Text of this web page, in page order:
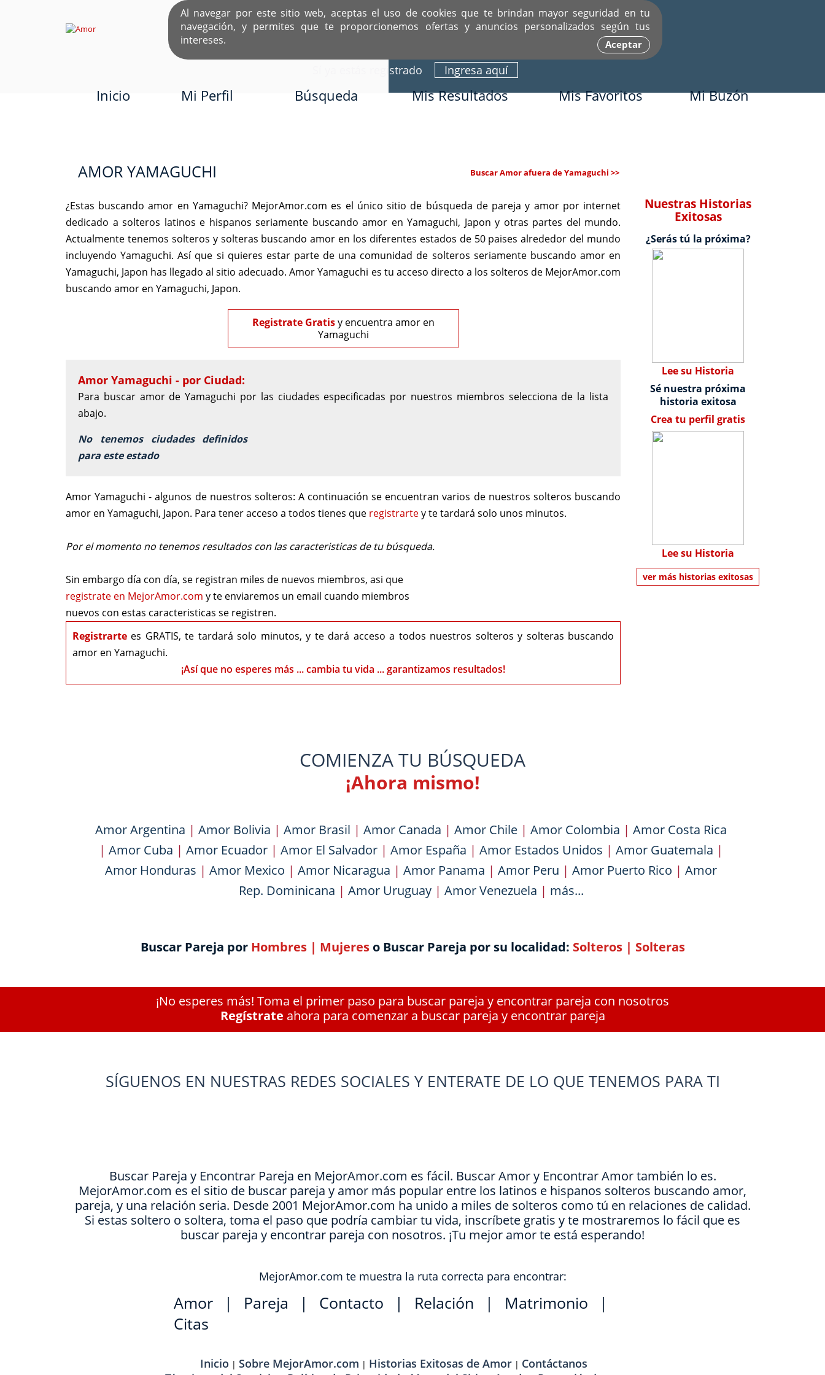
Al navegar por este sitio web, aceptas el uso de cookies que te brindan mayor seguridad en tu
navegación, y permites que te proporcionemos ofertas y anuncios personalizados según tus
intereses.
Aceptar
EL ÚNICO SITIO DEDICADO A SOLTEROS HISPANOS COMO TÚ
Ingresa aquí
Sí ya estás registrado
Inicio Mi Perfil Búsqueda Mis Resultados Mis Favoritos Mi Buzón
AMOR YAMAGUCHI Buscar Amor afuera de Yamaguchi >>
¿Estas buscando amor en Yamaguchi? MejorAmor.com es el único sitio de búsqueda de pareja y amor por internet
dedicado a solteros latinos e hispanos seriamente buscando amor en Yamaguchi, Japon y otras partes del mundo.
Actualmente tenemos solteros y solteras buscando amor en los diferentes estados de 50 paises alrededor del mundo
incluyendo Yamaguchi. Así que si quieres estar parte de una comunidad de solteros seriamente buscando amor en
Yamaguchi, Japon has llegado al sitio adecuado. Amor Yamaguchi es tu acceso directo a los solteros de MejorAmor.com
buscando amor en Yamaguchi, Japon.
Registrate Gratisy encuentra amor en
Yamaguchi
Amor Yamaguchi - por Ciudad:
Para buscar amor de Yamaguchi por las ciudades especificadas por nuestros miembros selecciona de la lista
abajo.
No tenemos ciudades definidos
para este estado
Amor Yamaguchi - algunos de nuestros solteros: A continuación se encuentran varios de nuestros solteros buscando
amor en Yamaguchi, Japon. Para tener acceso a todos tienes que registrartey te tardará solo unos minutos.
Por el momento no tenemos resultados con las caracteristicas de tu búsqueda.
Sin embargo día con día, se registran miles de nuevos miembros, asi que
registrate en MejorAmor.com y te enviaremos un email cuando miembros
nuevos con estas caracteristicas se registren.
Registrarte es GRATIS, te tardará solo minutos, y te dará acceso a todos nuestros solteros y solteras buscando
amor en Yamaguchi.
¡Así que no esperes más ... cambia tu vida ... garantizamos resultados!
Nuestras Historias
Exitosas
¿Serás tú la próxima?
Lee su Historia
Sé nuestra próxima
historia exitosa
Crea tu perfil gratis
Lee su Historia
ver más historias exitosas
COMIENZA TU BÚSQUEDA
¡Ahora mismo!
Amor Argentina | Amor Bolivia | Amor Brasil | Amor Canada | Amor Chile | Amor Colombia | Amor Costa Rica
| Amor Cuba | Amor Ecuador | Amor El Salvador | Amor España | Amor Estados Unidos | Amor Guatemala |
Amor Honduras | Amor Mexico | Amor Nicaragua | Amor Panama | Amor Peru | Amor Puerto Rico | Amor
Rep. Dominicana | Amor Uruguay| Amor Venezuela | más...
Buscar Pareja por Hombres| Mujereso Buscar Pareja por su localidad: Solteros| Solteras
¡No esperes más! Toma el primer paso para buscar pareja y encontrar pareja con nosotros
Regístrate ahora para comenzar a buscar pareja y encontrar pareja
SÍGUENOS EN NUESTRAS REDES SOCIALES Y ENTERATE DE LO QUE TENEMOS PARA TI
Buscar Pareja y Encontrar Pareja en MejorAmor.com es fácil. Buscar Amor y Encontrar Amor también lo es.
MejorAmor.com es el sitio de buscar pareja y amor más popular entre los latinos e hispanos solteros buscando amor,
pareja, y una relación seria. Desde 2001 MejorAmor.com ha unido a miles de solteros como tú en relaciones de calidad.
Si estas soltero o soltera, toma el paso que podría cambiar tu vida, inscríbete gratis y te mostraremos lo fácil que es
buscar pareja y encontrar pareja con nosotros. ¡Tu mejor amor te está esperando!
MejorAmor.com te muestra la ruta correcta para encontrar:
Amor | Pareja | Contacto | Relación | Matrimonio
|
Citas
Inicio | Sobre MejorAmor.com | Historias Exitosas de Amor| Contáctanos